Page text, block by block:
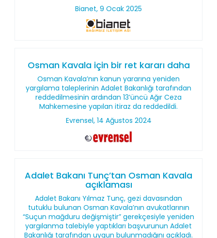
Bianet, 9 Ocak 2025
Osman Kavala için bir ret kararı daha
Osman Kavala’nın kanun yararına yeniden
yargılama taleplerinin Adalet Bakanlığı tarafından
reddedilmesinin ardından 13’üncü Ağır Ceza
Mahkemesine yapılan itiraz da reddedildi.
Evrensel, 14 Ağustos 2024
Adalet Bakanı Tunç’tan Osman Kavala
açıklaması
Adalet Bakanı Yılmaz Tunç, gezi davasından
tutuklu bulunan Osman Kavala’nın avukatlarının
“Suçun mağduru değişmiştir” gerekçesiyle yeniden
yargılanma talebiyle yaptıkları başvurunun Adalet
Bakanlığı tarafından uygun bulunmadığını açıkladı.